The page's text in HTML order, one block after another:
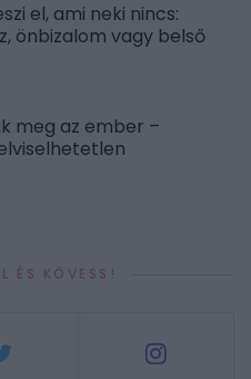
el, ami neki nincs:
önbizalom vagy belső
meg az ember –
ÉS KÖVESS!